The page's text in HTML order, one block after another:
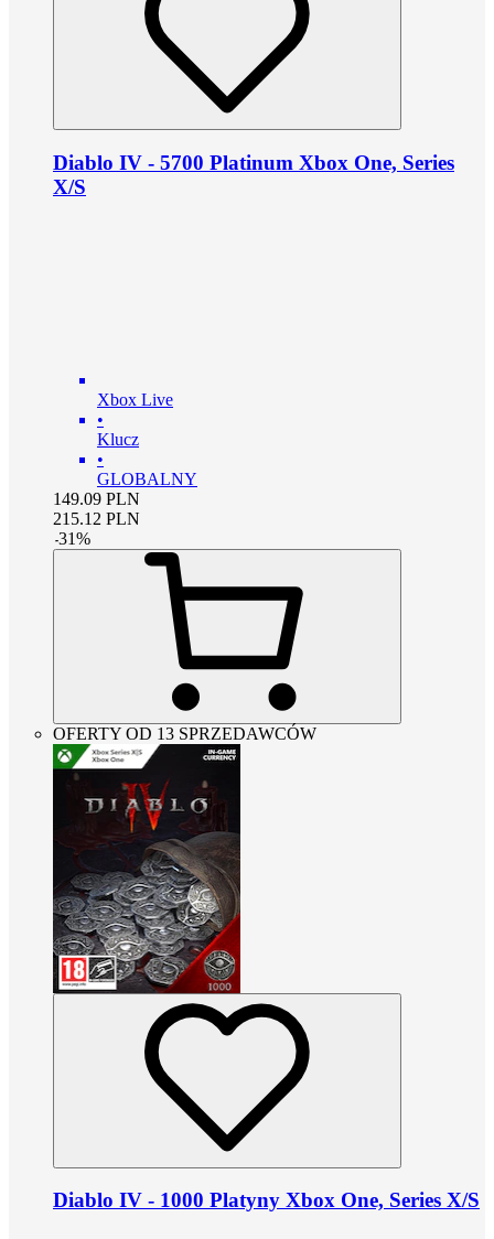
Diablo IV - 5700 Platinum Xbox One, Series
X/S
Xbox Live
•
Klucz
•
GLOBALNY
149.09 PLN
215.12 PLN
-31%
OFERTY OD 13 SPRZEDAWCÓW
Diablo IV - 1000 Platyny Xbox One, Series X/S